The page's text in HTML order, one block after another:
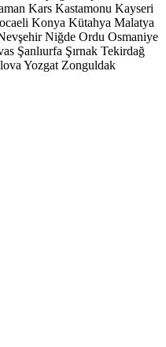
Kars Kastamonu Kayseri
Konya Kütahya Malatya
Niğde Ordu Osmaniye
Şanlıurfa Şırnak Tekirdağ
Yozgat Zonguldak